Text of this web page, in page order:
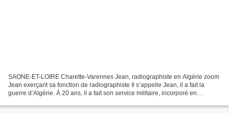
SAONE-ET-LOIRE Charette-Varennes Jean, radiographiste en Algérie zoom
Jean exerçant sa fonction de radiographiste Il s’appelle Jean, il a fait la
guerre d’Algérie. À 20 ans, il a fait son service militaire, incorporé en